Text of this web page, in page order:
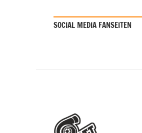
SOCIAL MEDIA FANSEITEN